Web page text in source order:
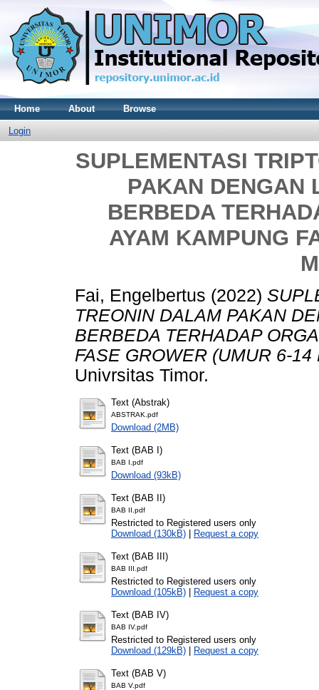
Home About Browse
Login
SUPLEMENTASI
PAKAN DENGAN
BERBEDA
AYAM KAMPUNG
Fai, Engelbertus (2022)
TREONIN DALAM PAKAN
BERBEDA TERHADAP
FASE GROWER (UMUR 6-14
Univrsitas Timor.
Text (Abstrak)
ABSTRAK.pdf
Download (2MB)
Text (BAB I)
BAB I.pdf
Download (93kB)
Text (BAB II)
BAB II.pdf
Restricted to Registered users only
Download (130kB) | Request a copy
Text (BAB III)
BAB III.pdf
Restricted to Registered users only
Download (105kB) | Request a copy
Text (BAB IV)
BAB IV.pdf
Restricted to Registered users only
Download (129kB) | Request a copy
Text (BAB V)
BAB V.pdf